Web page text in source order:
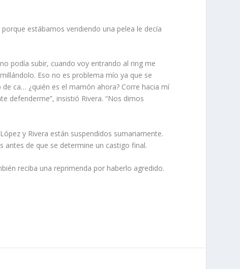
estábamos vendiendo una pelea le decía
podía subir, cuando voy entrando al ring me
Eso no es problema mío ya que se
ca… ¿quién es el mamón ahora? Corre hacia mí
defenderme”, insistió Rivera. “Nos dimos
y Rivera están suspendidos sumariamente.
antes de que se determine un castigo final.
reciba una reprimenda por haberlo agredido.